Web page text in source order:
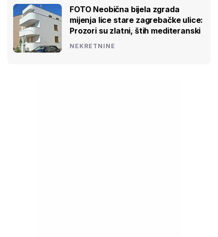
FOTO Neobična bijela zgrada
mijenja lice stare zagrebačke ulice:
Prozori su zlatni, štih mediteranski
NEKRETNINE